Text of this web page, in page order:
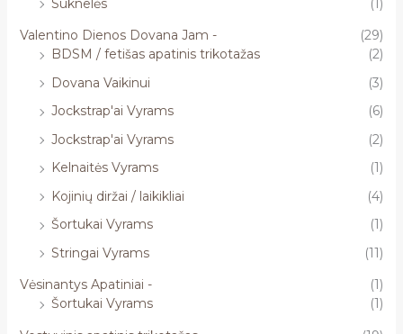
Suknelės
(1)
Valentino Dienos Dovana Jam -
(29)
BDSM / fetišas apatinis trikotažas
(2)
Dovana Vaikinui
(3)
Jockstrap'ai Vyrams
(6)
Jockstrap'ai Vyrams
(2)
Kelnaitės Vyrams
(1)
Kojinių diržai / laikikliai
(4)
Šortukai Vyrams
(1)
Stringai Vyrams
(11)
Vėsinantys Apatiniai -
(1)
Šortukai Vyrams
(1)